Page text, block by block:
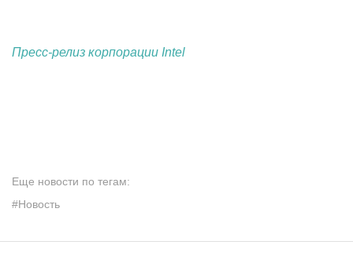
Пресс-релиз корпорации Intel
Еще новости по тегам:
#Новость